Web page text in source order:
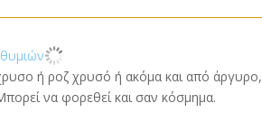
ή ροζ χρυσό ή ακόμα και από άργυρο,
να φορεθεί και σαν κόσμημα.